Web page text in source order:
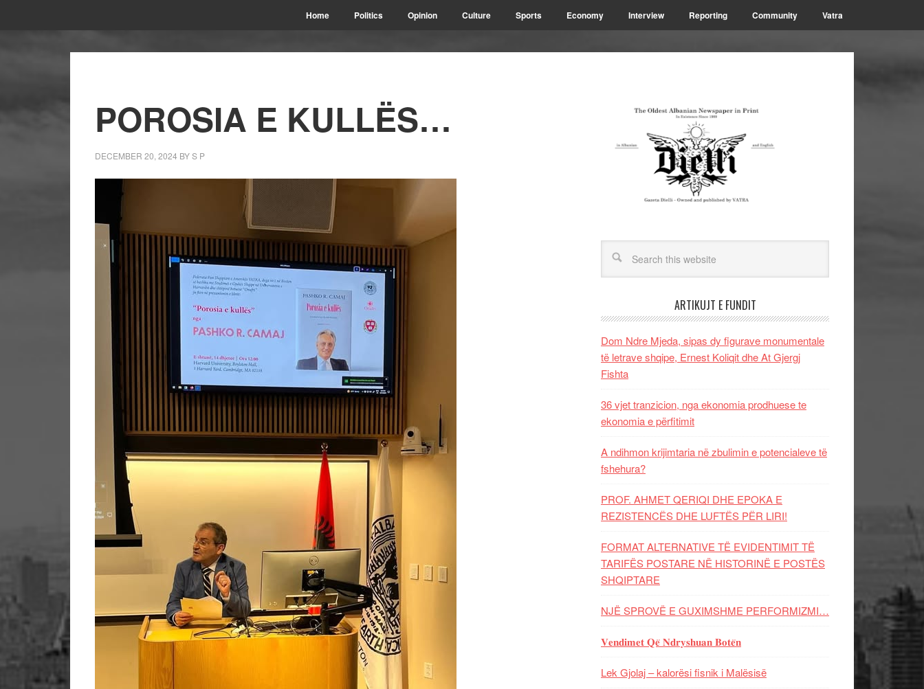
Home Politics Opinion Culture Sports Economy Interview Reporting Community Vatra
POROSIA E KULLËS…
DECEMBER 20, 2024 BYS P
ARTIKUJT E FUNDIT
Dom Ndre Mjeda, sipas dy figurave monumentale
të letrave shqipe, Ernest Koliqit dhe At Gjergj
Fishta
36 vjet tranzicion, nga ekonomia prodhuese te
ekonomia e përfitimit
A ndihmon krijimtaria në zbulimin e potencialeve të
fshehura?
PROF. AHMET QERIQI DHE EPOKA E
REZISTENCЁS DHE LUFTЁS PЁR LIRI!
FORMAT ALTERNATIVE TË EVIDENTIMIT TË
TARIFËS POSTARE NË HISTORINË E POSTËS
SHQIPTARE
NJË SPROVË E GUXIMSHME PERFORMIZMI…
𝐕𝐞𝐧𝐝𝐢𝐦𝐞𝐭 𝐐𝐞̈ 𝐍𝐝𝐫𝐲𝐬𝐡𝐮𝐚𝐧 𝐁𝐨𝐭𝐞̈𝐧
Lek Gjolaj – kalorësi fisnik i Malësisë